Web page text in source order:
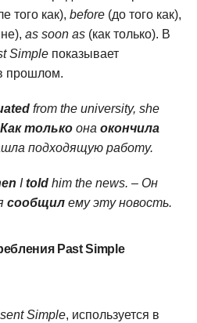
того как), before (до того как),
as soon as (как только). В
Simple показывает
прошлом.
from the university, she
Как только она окончила
подходящую работу.
Itold him the news. – Он
сообщил ему эту новость.
Past Simple
Simple, используется в